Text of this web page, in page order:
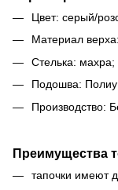
Цвет: серый/
Материал
Стелька: махра;
Подошва:
Производство:
Преимущества
тапочки имеют